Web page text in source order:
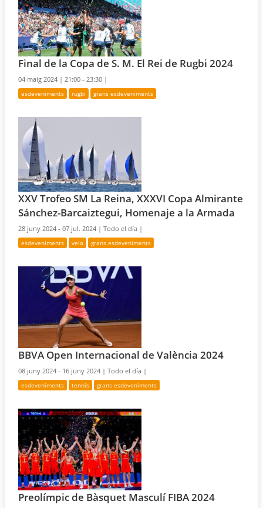
Final de la Copa de S. M. El Rei de Rugbi 2024
04 maig 2024 | 21:00 - 23:30 |
esdeveniments rugbi grans esdeveniments
XXV Trofeo SM La Reina, XXXVI Copa Almirante
Sánchez-Barcaiztegui, Homenaje a la Armada
28 juny 2024 - 07 jul. 2024 |Todo el día |
esdeveniments vela grans esdeveniments
BBVA Open Internacional de València 2024
08 juny 2024 - 16 juny 2024 |Todo el día |
esdeveniments tennis grans esdeveniments
Preolímpic de Bàsquet Masculí FIBA 2024